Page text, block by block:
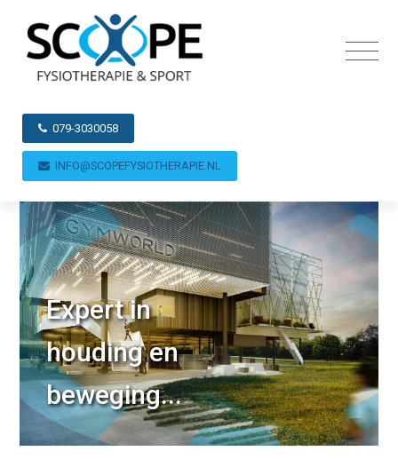
079-3030058
INFO@SCOPEFYSIOTHERAPIE.NL
Expert in
houding en
beweging...